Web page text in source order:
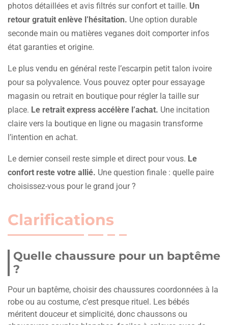
photos détaillées et avis filtrés sur confort et taille. Un
retour gratuit enlève l’hésitation. Une option durable
seconde main ou matières veganes doit comporter infos
état garanties et origine.
Le plus vendu en général reste l’escarpin petit talon ivoire
pour sa polyvalence. Vous pouvez opter pour essayage
magasin ou retrait en boutique pour régler la taille sur
place. Le retrait express accélère l’achat. Une incitation
claire vers la boutique en ligne ou magasin transforme
l’intention en achat.
Le dernier conseil reste simple et direct pour vous. Le
confort reste votre allié. Une question finale : quelle paire
choisissez-vous pour le grand jour ?
Clarifications
Quelle chaussure pour un baptême
?
Pour un baptême, choisir des chaussures coordonnées à la
robe ou au costume, c’est presque rituel. Les bébés
méritent douceur et simplicité, donc chaussons ou